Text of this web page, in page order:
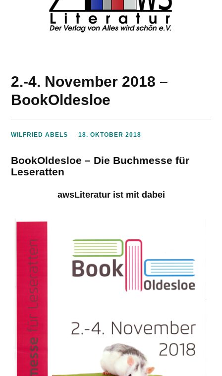
2.-4. November 2018 –
BookOldesloe
WILFRIED ABELS 18. OKTOBER 2018
BookOldesloe – Die Buchmesse für
Leseratten
awsLiteratur ist mit dabei